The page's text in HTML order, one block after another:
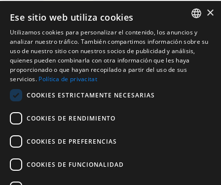
Propuestas por días
Agenda
Profesionales
Prensa
Banyoles Film Office
Galería
Contacto
es
Español
Nombre de usuario:
Contraseña:
Recordar inicio de sesión
Iniciar Cancelar
CATALAN
ENGLISH
FRENCH
×
Ese sitio web utiliza cookies
Utilizamos cookies para personalizar el contenido, los anuncios y
analizar nuestro tráfico. También compartimos información sobre su
uso de nuestro sitio con nuestros socios de publicidad y análisis,
quienes pueden combinarla con otra información que les haya
proporcionado o que hayan recopilado a partir del uso de sus
servicios. Política de privacitat
COOKIES ESTRICTAMENTE NECESARIAS
COOKIES DE RENDIMIENTO
COOKIES DE PREFERENCIAS
COOKIES DE FUNCIONALIDAD